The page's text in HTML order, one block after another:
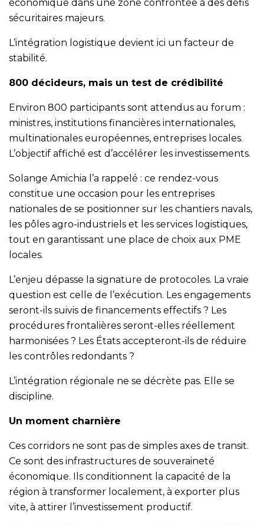
économique dans une zone confrontée à des défis
sécuritaires majeurs.
L’intégration logistique devient ici un facteur de
stabilité.
800 décideurs, mais un test de crédibilité
Environ 800 participants sont attendus au forum :
ministres, institutions financières internationales,
multinationales européennes, entreprises locales.
L’objectif affiché est d’accélérer les investissements.
Solange Amichia l’a rappelé : ce rendez-vous
constitue une occasion pour les entreprises
nationales de se positionner sur les chantiers navals,
les pôles agro-industriels et les services logistiques,
tout en garantissant une place de choix aux PME
locales.
L’enjeu dépasse la signature de protocoles. La vraie
question est celle de l’exécution. Les engagements
seront-ils suivis de financements effectifs ? Les
procédures frontalières seront-elles réellement
harmonisées ? Les États accepteront-ils de réduire
les contrôles redondants ?
L’intégration régionale ne se décrète pas. Elle se
discipline.
Un moment charnière
Ces corridors ne sont pas de simples axes de transit.
Ce sont des infrastructures de souveraineté
économique. Ils conditionnent la capacité de la
région à transformer localement, à exporter plus
vite, à attirer l’investissement productif.